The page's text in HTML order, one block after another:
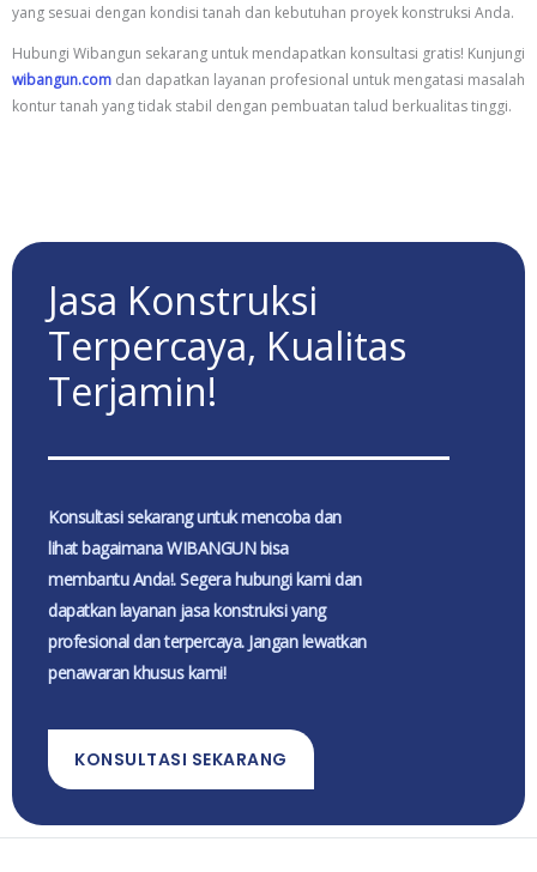
yang sesuai dengan kondisi tanah dan kebutuhan proyek konstruksi Anda.
Hubungi Wibangun sekarang untuk mendapatkan konsultasi gratis! Kunjungi
wibangun.com dan dapatkan layanan profesional untuk mengatasi masalah
kontur tanah yang tidak stabil dengan pembuatan talud berkualitas tinggi.
Jasa Konstruksi
Terpercaya, Kualitas
Terjamin!
Konsultasi sekarang untuk mencoba dan
lihat bagaimana WIBANGUN bisa
membantu Anda!. Segera hubungi kami dan
dapatkan layanan jasa konstruksi yang
profesional dan terpercaya. Jangan lewatkan
penawaran khusus kami!
KONSULTASI SEKARANG